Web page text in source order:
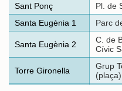
Sant Ponç
Pl. de
Santa Eugènia 1
Parc
Santa Eugènia 2
C. de
Cívic
Torre Gironella
Grup
(plaça)